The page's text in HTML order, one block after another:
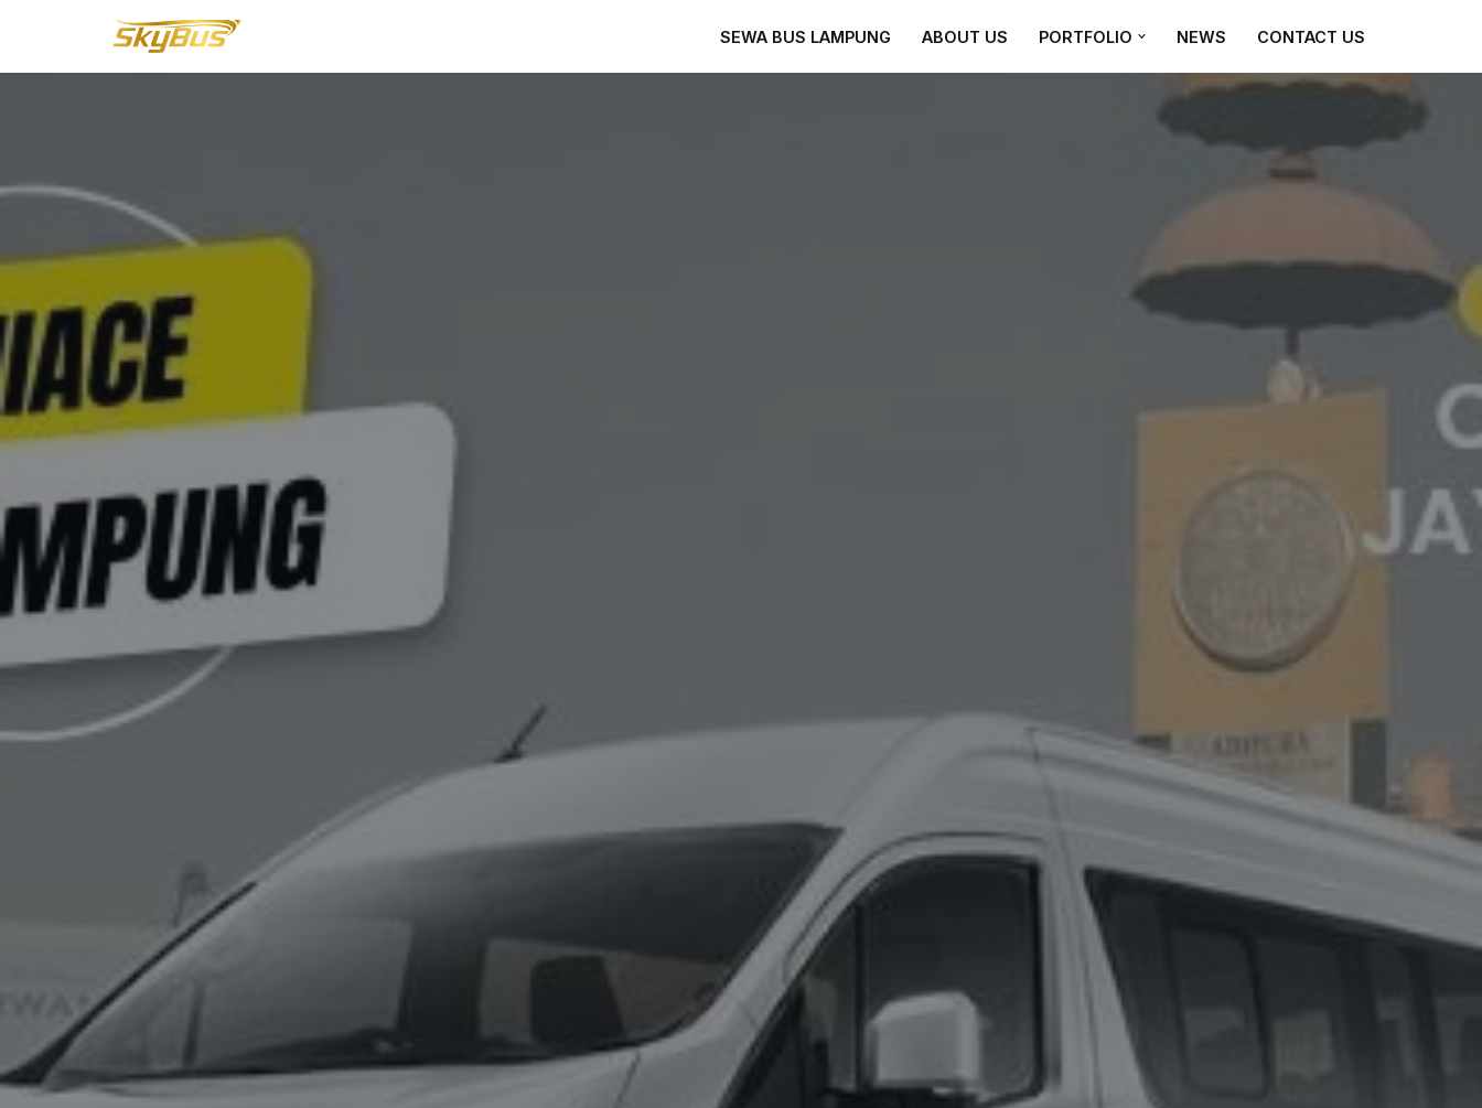
SEWA BUS LAMPUNG ABOUT US PORTFOLIO NEWS CONTACT US